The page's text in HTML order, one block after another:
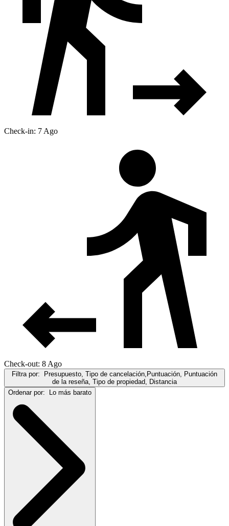
Check-in: 7 Ago
Check-out: 8 Ago
Filtra por:
Presupuesto, Tipo de cancelación,Puntuación, Puntuación
de la reseña, Tipo de propiedad, Distancia
Ordenar por:
Lo más barato